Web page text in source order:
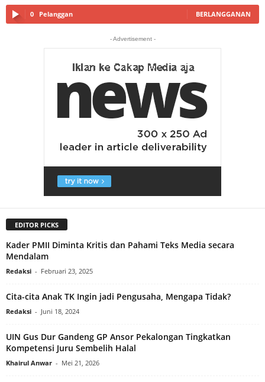
0 Pelanggan BERLANGGANAN
- Advertisement -
EDITOR PICKS
Kader PMII Diminta Kritis dan Pahami Teks Media secara
Mendalam
Redaksi - Februari 23, 2025
Cita-cita Anak TK Ingin jadi Pengusaha, Mengapa Tidak?
Redaksi - Juni 18, 2024
UIN Gus Dur Gandeng GP Ansor Pekalongan Tingkatkan
Kompetensi Juru Sembelih Halal
Khairul Anwar - Mei 21, 2026